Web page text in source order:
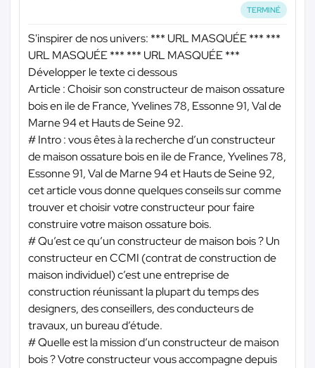
TERMINÉ
S'inspirer de nos univers: *** URL MASQUÉE *** ***
URL MASQUÉE *** *** URL MASQUÉE ***
Développer le texte ci dessous
Article : Choisir son constructeur de maison ossature
bois en ile de France, Yvelines 78, Essonne 91, Val de
Marne 94 et Hauts de Seine 92.
# Intro : vous êtes à la recherche d’un constructeur
de maison ossature bois en ile de France, Yvelines 78,
Essonne 91, Val de Marne 94 et Hauts de Seine 92,
cet article vous donne quelques conseils sur comme
trouver et choisir votre constructeur pour faire
construire votre maison ossature bois.
# Qu’est ce qu’un constructeur de maison bois ? Un
constructeur en CCMI (contrat de construction de
maison individuel) c’est une entreprise de
construction réunissant la plupart du temps des
designers, des conseillers, des conducteurs de
travaux, un bureau d’étude.
# Quelle est la mission d’un constructeur de maison
bois ? Votre constructeur vous accompagne depuis